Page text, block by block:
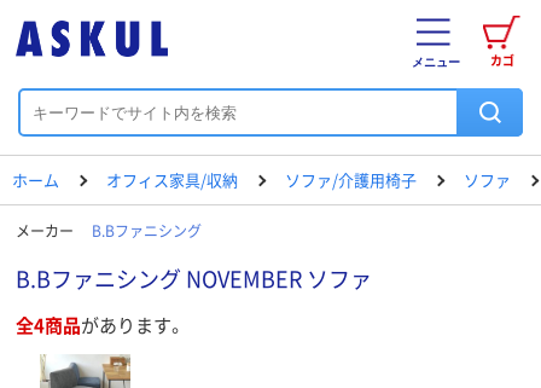
カゴ
メニュー
ホーム オフィス家具/収納 ソファ/介護用椅子 ソファ
メーカー B.Bファニシング
B.Bファニシング NOVEMBER ソファ
全4商品があります。